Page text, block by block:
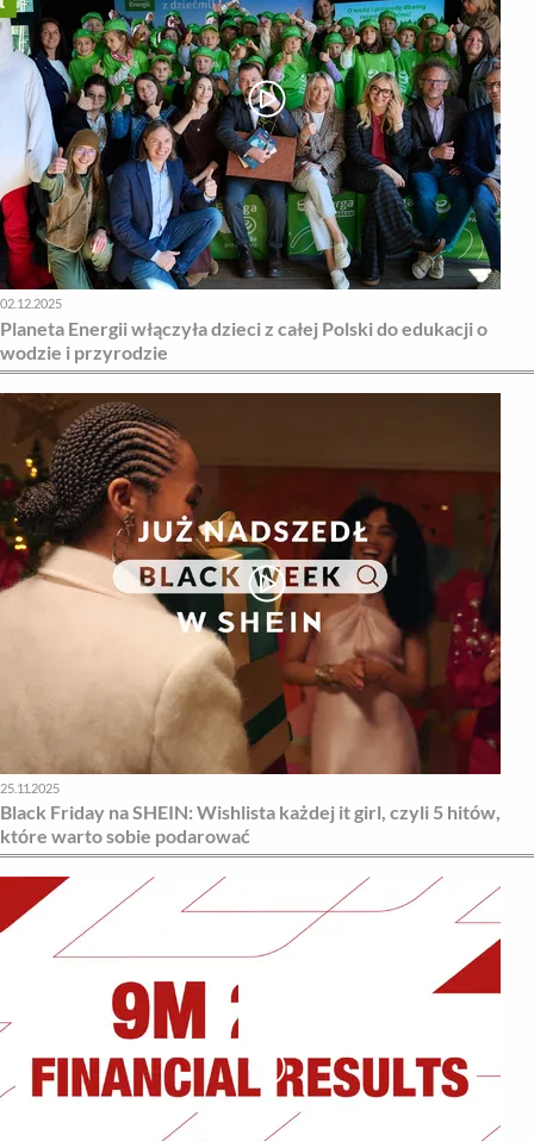
02.12.2025
Planeta Energii włączyła dzieci z całej Polski do edukacji o
wodzie i przyrodzie
25.11.2025
Black Friday na SHEIN: Wishlista każdej it girl, czyli 5 hitów,
które warto sobie podarować